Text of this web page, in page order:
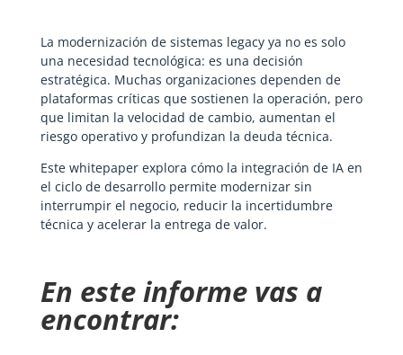
La modernización de sistemas legacy ya no es solo
una necesidad tecnológica: es una decisión
estratégica. Muchas organizaciones dependen de
plataformas críticas que sostienen la operación, pero
que limitan la velocidad de cambio, aumentan el
riesgo operativo y profundizan la deuda técnica.
Este whitepaper explora cómo la integración de IA en
el ciclo de desarrollo permite modernizar sin
interrumpir el negocio, reducir la incertidumbre
técnica y acelerar la entrega de valor.
En este informe vas a
encontrar: